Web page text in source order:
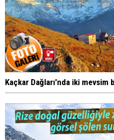
Kaçkar Dağları'nda iki mevsim